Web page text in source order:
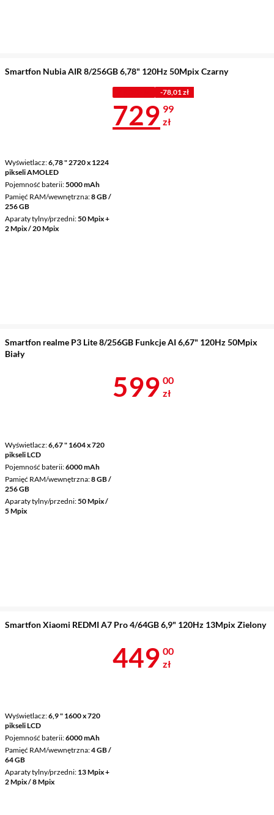
Smartfon Nubia AIR 8/256GB 6,78" 120Hz 50Mpix Czarny
Wyświetlacz 6,78 " 2720 x 1224
pikseli AMOLED
Pojemność baterii 5000 mAh
Pamięć RAM/wewnętrzna 8 GB /
256 GB
Aparaty tylny/przedni 50 Mpix +
2 Mpix / 20 Mpix
-78,01 zł
Cena 729,99
729 99
zł
Smartfon realme P3 Lite 8/256GB Funkcje AI 6,67" 120Hz 50Mpix
Biały
Wyświetlacz 6,67 " 1604 x 720
pikseli LCD
Pojemność baterii 6000 mAh
Pamięć RAM/wewnętrzna 8 GB /
256 GB
Aparaty tylny/przedni 50 Mpix /
5 Mpix
Cena 599 zł
599 00
zł
Smartfon Xiaomi REDMI A7 Pro 4/64GB 6,9" 120Hz 13Mpix Zielony
Wyświetlacz 6,9 " 1600 x 720
pikseli LCD
Pojemność baterii 6000 mAh
Pamięć RAM/wewnętrzna 4 GB /
64 GB
Aparaty tylny/przedni 13 Mpix +
2 Mpix / 8 Mpix
Cena 449 zł
449 00
zł